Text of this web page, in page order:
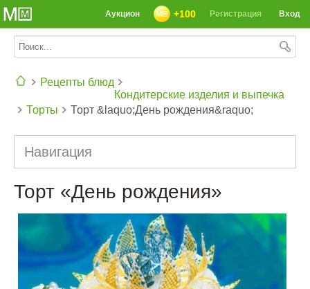
СЕГОДНЯ: 39142 РЕЦЕПТА
Вход
Регистрация
+100
Аукцион
Рецепты блюд
Кондитерские изделия и выпечка
Торты
Торт &laquo;День рождения&raquo;
Навигация
Торт «День рождения»